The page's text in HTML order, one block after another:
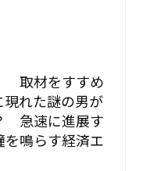
取材をすすめ
れた謎の男が
急速に進展す
鳴らす経済エ